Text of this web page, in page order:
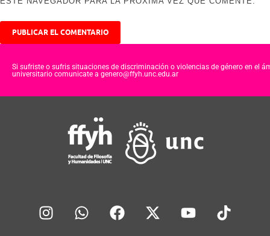
Si sufriste o sufris situaciones de discriminación o violencias de género en el
universitario comunicate a genero@ffyh.unc.edu.ar